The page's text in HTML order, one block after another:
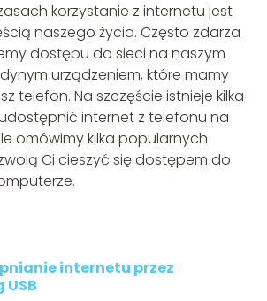
korzystanie z internetu jest
naszego życia. Często zdarza
dostępu do sieci na naszym
urządzeniem, które mamy
telefon. Na szczęście istnieje kilka
internet z telefonu na
omówimy kilka popularnych
Ci cieszyć się dostępem do
internetu przez